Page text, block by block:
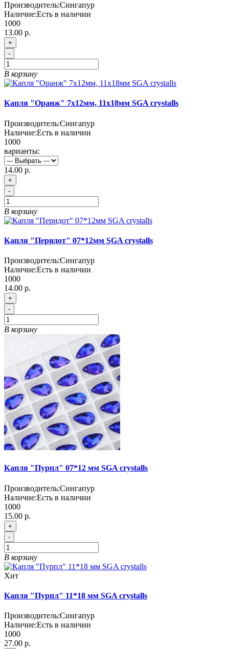
Производитель:Сингапур
Наличие:Есть в наличии
1000
13.00 р.
+
-
В корзину
Капля "Оранж" 7х12мм, 11х18мм SGA crystalls
Производитель:Сингапур
Наличие:Есть в наличии
1000
варианты:
14.00 р.
+
-
В корзину
Капля "Перидот" 07*12мм SGA crystalls
Производитель:Сингапур
Наличие:Есть в наличии
1000
14.00 р.
+
-
В корзину
Капля "Пурпл" 07*12 мм SGA crystalls
Производитель:Сингапур
Наличие:Есть в наличии
1000
15.00 р.
+
-
В корзину
Хит
Капля "Пурпл" 11*18 мм SGA crystalls
Производитель:Сингапур
Наличие:Есть в наличии
1000
27.00 р.